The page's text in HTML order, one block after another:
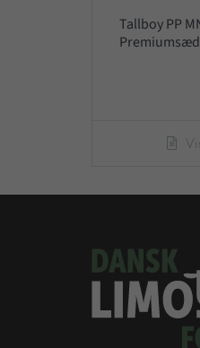
Tallboy PP
Premiumsæd